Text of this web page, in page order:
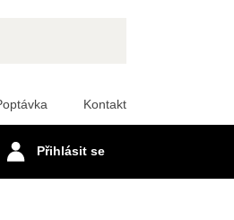
Kontakt
Přihlásit se